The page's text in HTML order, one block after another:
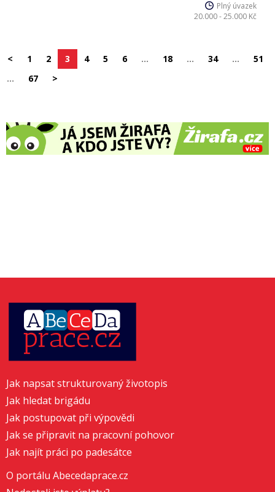
Plný úvazek
20.000 - 25.000 Kč
< 1 2 3 4 5 6 … 18 … 34 …
51
…
67 >
Jak napsat strukturovaný životopis
Jak hledat brigádu
Jak postupovat při výpovědi
Jak se připravit na pracovní pohovor
Jak najít práci po padesátce
O portálu Abecedaprace.cz